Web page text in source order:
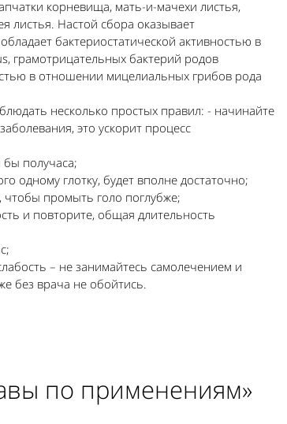
корневища, мать-и-мачехи листья,
листья. Настой сбора оказывает
бактериостатической активностью в
грамотрицательных бактерий родов
в отношении мицелиальных грибов рода
несколько простых правил: - начинайте
это ускорит процесс
бы получаса;
одному глотку, будет вполне достаточно;
чтобы промыть голо поглубже;
и повторите, общая длительность
– не занимайтесь самолечением и
без врача не обойтись.
по применениям»